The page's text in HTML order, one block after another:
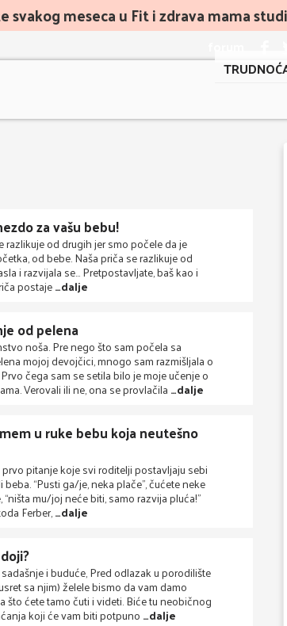
meseca u Fit i zdrava mama
za vašu bebu!
razlikuje od drugih jer smo počele da je
od bebe. Naša priča se razlikuje od
i razvijala se… Pretpostavljate, baš kao i
postaje…dalje
od pelena
noša. Pre nego što sam počela sa
mojoj devojčici, mnogo sam razmišljala o
čega sam se setila bilo je moje učenje o
Verovali ili ne, ona se provlačila …dalje
u ruke bebu koja neutešno
pitanje koje svi roditelji postavljaju sebi
“Pusti ga/je, neka plače”, čućete neke
mu/joj neće biti, samo razvija pluća!”
Ferber,…dalje
i buduće, Pred odlazak u porodilište
sa njim) želele bismo da vam damo
što ćete tamo čuti i videti. Biće tu neobičnog
koji će vam biti potpuno…dalje